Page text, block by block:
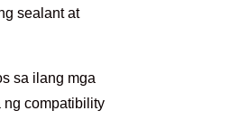
sealant at
sa ilang mga
ng compatibility